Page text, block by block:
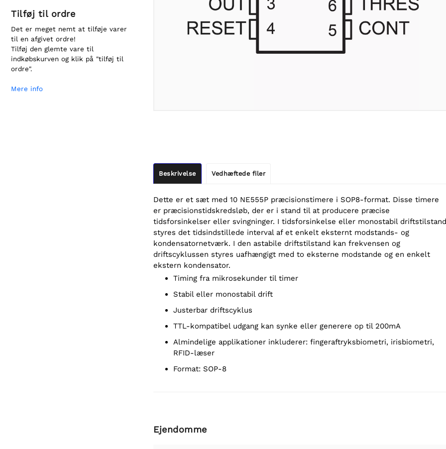
Tilføj til ordre
Det er meget nemt at tilføje varer
til en afgivet ordre!
Tilføj den glemte vare til
indkøbskurven og klik på "tilføj til
ordre".
Mere info
Beskrivelse Vedhæftede filer
Dette er et sæt med 10 NE555P præcisionstimere i SOP8-format. Disse timere
er præcisionstidskredsløb, der er i stand til at producere præcise
tidsforsinkelser eller svingninger. I tidsforsinkelse eller monostabil driftstilstand
styres det tidsindstillede interval af et enkelt eksternt modstands- og
kondensatornetværk. I den astabile driftstilstand kan frekvensen og
driftscyklussen styres uafhængigt med to eksterne modstande og en enkelt
ekstern kondensator.
Timing fra mikrosekunder til timer
Stabil eller monostabil drift
Justerbar driftscyklus
TTL-kompatibel udgang kan synke eller generere op til 200mA
Almindelige applikationer inkluderer: fingeraftryksbiometri, irisbiometri,
RFID-læser
Format: SOP-8
Ejendomme